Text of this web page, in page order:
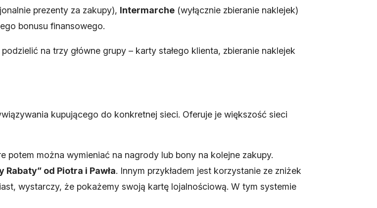
prezenty za zakupy), Intermarche (wyłącznie zbieranie naklejek)
bonusu finansowego.
na trzy główne grupy – karty stałego klienta, zbieranie naklejek
kupującego do konkretnej sieci. Oferuje je większość sieci
można wymieniać na nagrody lub bony na kolejne zakupy.
od Piotra i Pawła. Innym przykładem jest korzystanie ze zniżek
wystarczy, że pokażemy swoją kartę lojalnościową. W tym systemie